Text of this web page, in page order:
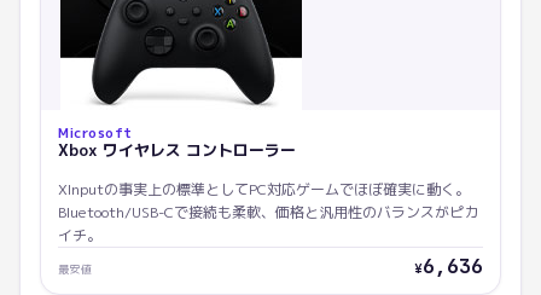
Microsoft
Xbox ワイヤレス コントローラー
XInputの事実上の標準としてPC対応ゲームでほぼ確実に動く。
Bluetooth/USB-Cで接続も柔軟、価格と汎用性のバランスがピカ
イチ。
最安値 ¥6,636